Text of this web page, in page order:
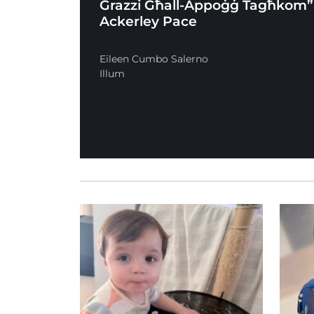
Grazzi Għall-Appoġġ
Ackerley Pace
Eileen Cumbo Salerno
Illum